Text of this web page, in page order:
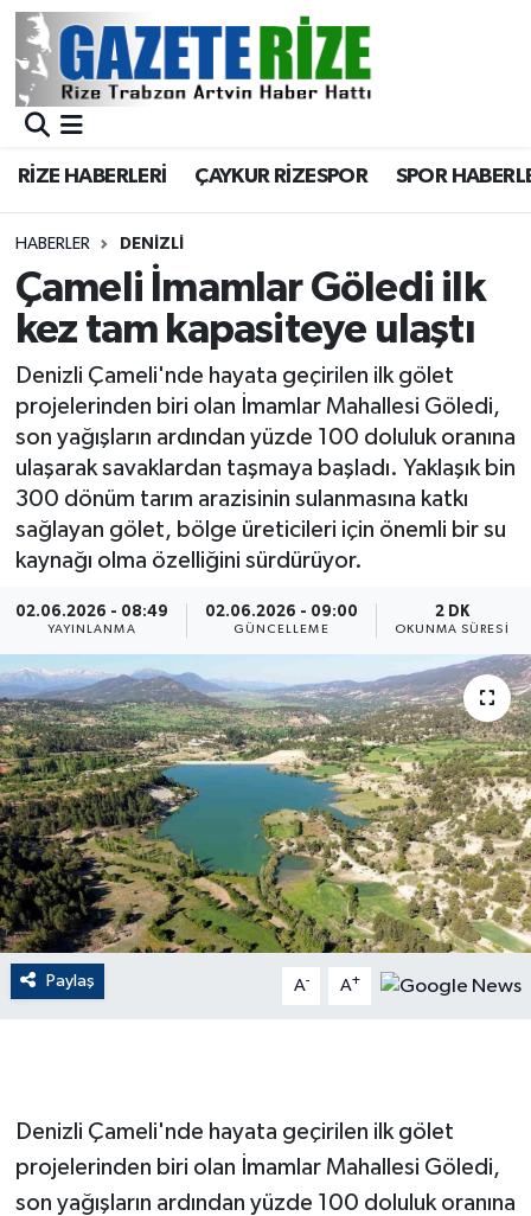
RİZE HABERLERİ ÇAYKUR RİZESPOR SPOR
HABERLER DENIZLI
Çameli İmamlar Göledi ilk
kez tam kapasiteye ulaştı
Denizli Çameli'nde hayata geçirilen ilk gölet
projelerinden biri olan İmamlar Mahallesi Göledi,
son yağışların ardından yüzde 100 doluluk oranına
ulaşarak savaklardan taşmaya başladı. Yaklaşık bin
300 dönüm tarım arazisinin sulanmasına katkı
sağlayan gölet, bölge üreticileri için önemli bir su
kaynağı olma özelliğini sürdürüyor.
02.06.2026 - 08:49
YAYINLANMA
02.06.2026 - 09:00
GÜNCELLEME
2 DK
OKUNMA SÜRESI
Paylaş A- A+
Denizli Çameli'nde hayata geçirilen ilk gölet
projelerinden biri olan İmamlar Mahallesi Göledi,
son yağışların ardından yüzde 100 doluluk oranına
BÖLGEMİZ
Asayiş
Rize Jandarma Komutanlığı
Bilim Teknoloji
Bölge
Advertising news
Canlı Maç
ÇEVRE
Dış Haberler
Dünya
EĞİTİM
EKONOMİ
English News
Finans
Flaş Haber
GÜNDEM
Merkez Nöbetçi Eczaneler
Merkez Trafik Yoğunluk Haritası
Süper Lig Puan Durumu ve Fikstür
Tüm Manşetler
Son Dakika Haberleri
Haber Arşivi